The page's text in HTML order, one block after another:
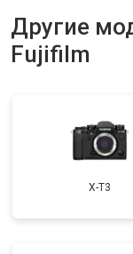
Другие
Fujifilm
X-T3